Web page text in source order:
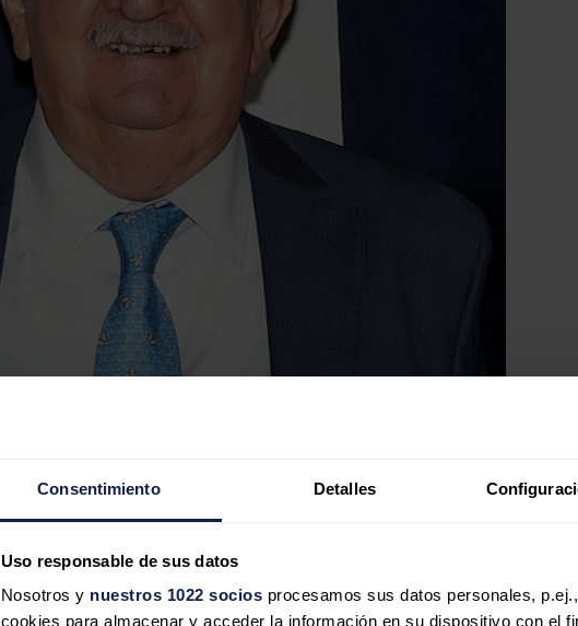
Consentimiento Detalles
Uso responsable de sus datos
Nosotros y nuestros 1022 socios procesamos sus datos personales,
cookies para almacenar y acceder la información en su dispositivo con el